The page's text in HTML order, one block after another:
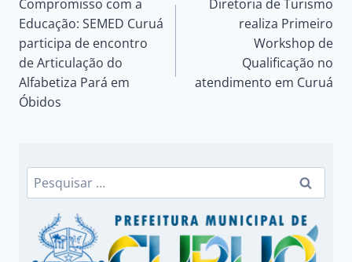
de
Post
Compromisso com a
Educação: SEMED Curuá
participa de encontro
de Articulação do
Alfabetiza Pará em
Óbidos
Diretoria de Turismo
realiza Primeiro
Workshop de
Qualificação no
atendimento em Curuá
Pesquisar
por: